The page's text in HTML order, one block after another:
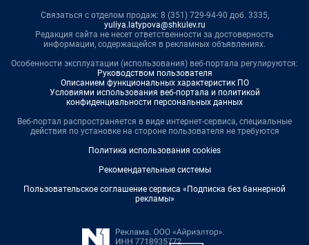
Связаться с отделом продаж: 8 (351) 729-94-90 доб. 3335,
yuliya.latypova@shkulev.ru
Редакция сайта не несет ответственности за достоверность
информации, содержащейся в рекламных объявлениях.
Особенности эксплуатации (использования) веб-портала регулируются:
Руководством пользователя
Описанием функциональных характеристик ПО
Условиями использования веб-портала и политикой
конфиденциальности персональных данных
Веб-портал распространяется в виде интернет-сервиса, специальные
действия по установке на стороне пользователя не требуются
Политика использования cookies
Рекомендательные системы
Пользовательское соглашение сервиса «Подписка без баннерной
рекламы»